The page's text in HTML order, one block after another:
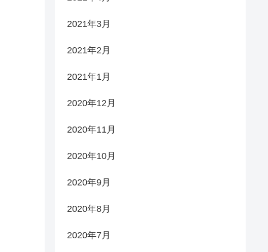
2021年3月
2021年2月
2021年1月
2020年12月
2020年11月
2020年10月
2020年9月
2020年8月
2020年7月